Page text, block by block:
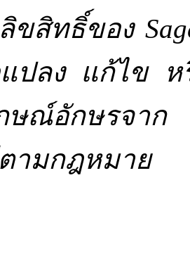
ขสิทธิ์ของ
ปลง แก้ไข ห
ษณ์อักษรจาก
ามกฎหมาย